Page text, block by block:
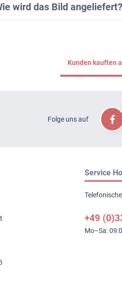
wird das Bild
Kunden kauften
Folge uns auf
Service
+49
Mo–Sa: